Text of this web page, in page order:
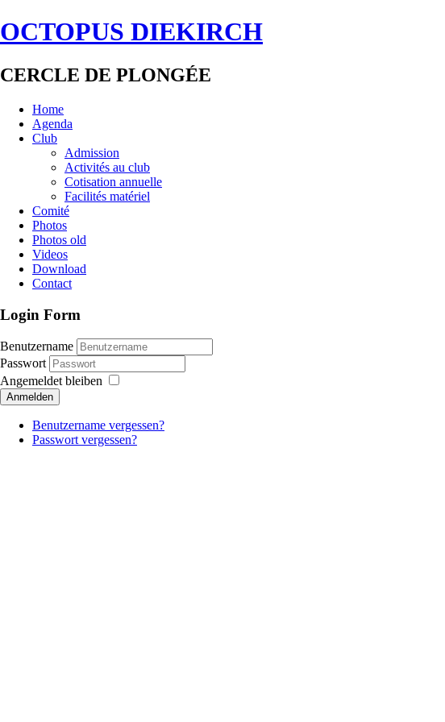
OCTOPUS DIEKIRCH
CERCLE DE PLONGÉE
Home
Agenda
Club
Admission
Activités au club
Cotisation annuelle
Facilités matériel
Comité
Photos
Photos old
Videos
Download
Contact
Login Form
Benutzername
Passwort
Angemeldet bleiben
Anmelden
Benutzername vergessen?
Passwort vergessen?